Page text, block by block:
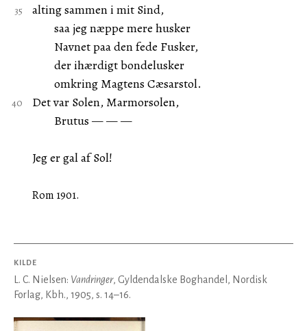
alting sammen i mit Sind,
saa jeg næppe mere husker
Navnet paa den fede Fusker,
der ihærdigt bondelusker
omkring Magtens Cæsarstol.
Det var Solen, Marmorsolen,
Brutus — — —
Jeg er gal af Sol!
Rom 1901.
KILDE
L. C. Nielsen: Vandringer, Gyldendalske Boghandel, Nordisk
Forlag, Kbh., 1905, s. 14–16.